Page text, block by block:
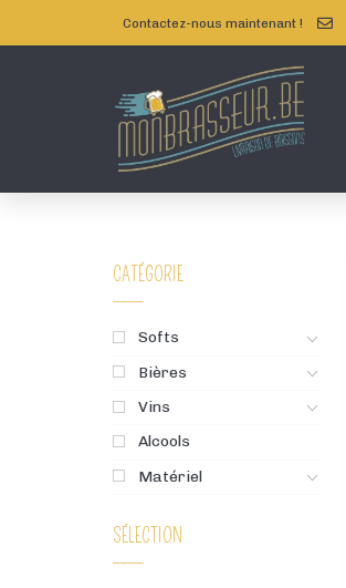
Contactez-nous maintenant !
CATÉGORIE
Softs
Bières
Vins
Alcools
Matériel
SÉLECTION